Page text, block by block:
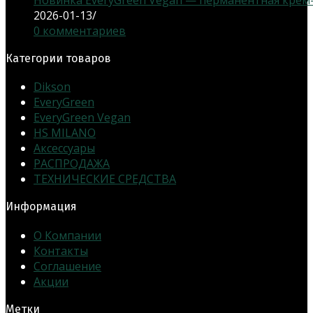
2026-01-13/
0 комментариев
Категории товаров
Dikson
EveryGreen
EveryGreen Vegan
HS MILANO
Аксессуары
РАСПРОДАЖА
ТЕХНИЧЕСКИЕ СРЕДСТВА
Информация
О Компании
Контакты
Соглашение
Акции
Метки